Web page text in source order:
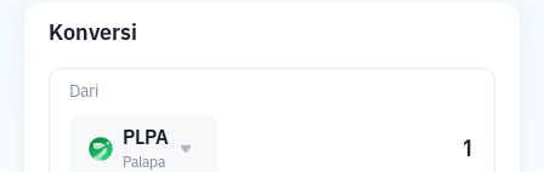
Konversi
Dari
PLPA
Palapa